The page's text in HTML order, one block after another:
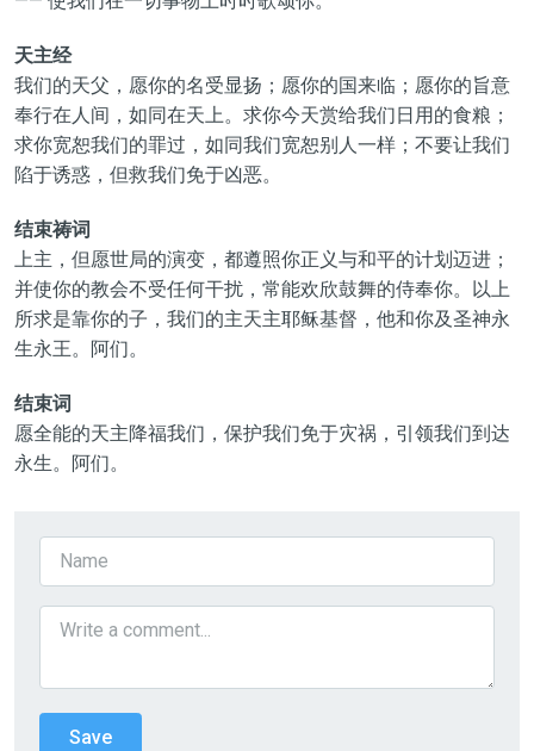
天主经
我们的天父，愿你的名受显扬；愿你的国来临；愿你的旨意
奉行在人间，如同在天上。求你今天赏给我们日用的食粮；
求你宽恕我们的罪过，如同我们宽恕别人一样；不要让我们
陷于诱惑，但救我们免于凶恶。
结束祷词
上主，但愿世局的演变，都遵照你正义与和平的计划迈进；
并使你的教会不受任何干扰，常能欢欣鼓舞的侍奉你。以上
所求是靠你的子，我们的主天主耶稣基督，他和你及圣神永
生永王。阿们。
结束词
愿全能的天主降福我们，保护我们免于灾祸，引领我们到达
永生。阿们。